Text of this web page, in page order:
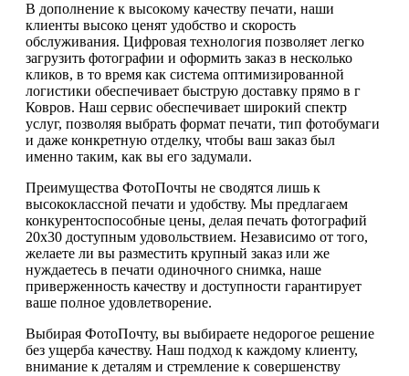
В дополнение к высокому качеству печати, наши
клиенты высоко ценят удобство и скорость
обслуживания. Цифровая технология позволяет легко
загрузить фотографии и оформить заказ в несколько
кликов, в то время как система оптимизированной
логистики обеспечивает быструю доставку прямо в г
Ковров. Наш сервис обеспечивает широкий спектр
услуг, позволяя выбрать формат печати, тип фотобумаги
и даже конкретную отделку, чтобы ваш заказ был
именно таким, как вы его задумали.
Преимущества ФотоПочты не сводятся лишь к
высококлассной печати и удобству. Мы предлагаем
конкурентоспособные цены, делая печать фотографий
20х30 доступным удовольствием. Независимо от того,
желаете ли вы разместить крупный заказ или же
нуждаетесь в печати одиночного снимка, наше
приверженность качеству и доступности гарантирует
ваше полное удовлетворение.
Выбирая ФотоПочту, вы выбираете недорогое решение
без ущерба качеству. Наш подход к каждому клиенту,
внимание к деталям и стремление к совершенству